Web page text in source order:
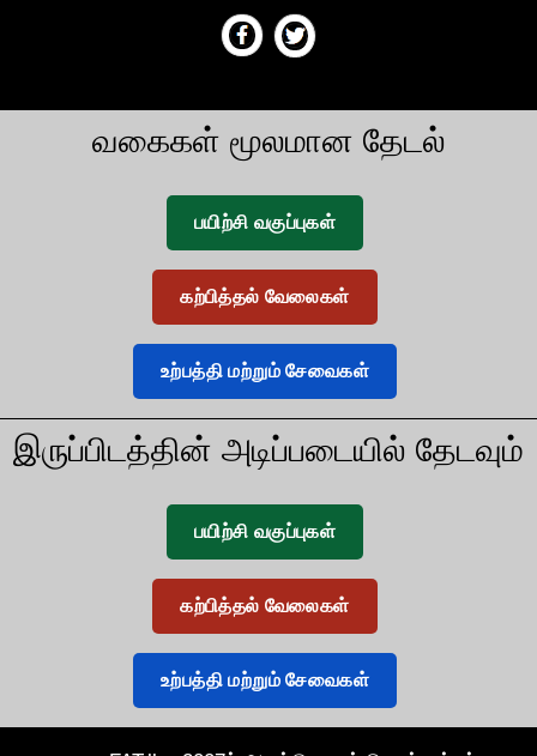
வகைகள் மூலமான தேடல்
பயிற்சி வகுப்புகள்
கற்பித்தல் வேலைகள்
உற்பத்தி மற்றும் சேவைகள்
இருப்பிடத்தின் அடிப்படையில் தேடவும்
பயிற்சி வகுப்புகள்
கற்பித்தல் வேலைகள்
உற்பத்தி மற்றும் சேவைகள்